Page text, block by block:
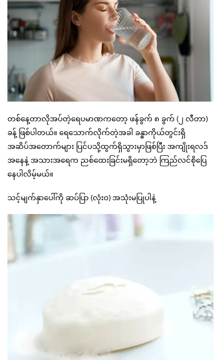
တစ်နေ့တာလိုအပ်တဲ့ရေပမာဏကတော့ ဖန်ခွက် ၈ ခွက် (၂ လီတာ)
ခန့် ဖြစ်ပါတယ်။ ရေသောက်လိုက်တဲ့အခါ ခန္ဓာကိုယ်တွင်းရှိ
အဆိပ်အတောက်များ ပြင်ပသို့ထွက်ရှိသွားမှာဖြစ်ပြီး အကျိုးရလဒ်
အနေနဲ့ အသားအရေက ညစ်ထေးခြင်းမရှိတော့ဘဲ ကြည်လင်စိုပြေ
နေပါလိမ့်မယ်။
သင့်မျက်နှာပေါ်ကို ဆပ်ပြာ (လုံးဝ) အသုံးမပြုပါနဲ့